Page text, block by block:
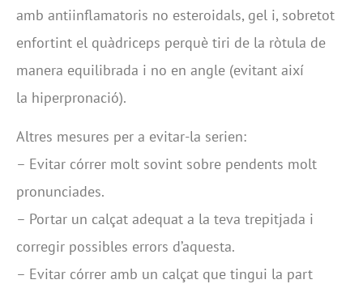
amb antiinflamatoris no esteroidals, gel i, sobretot
enfortint el quàdriceps perquè tiri de la ròtula de
manera equilibrada i no en angle (evitant així
la hiperpronació).
Altres mesures per a evitar-la serien:
– Evitar córrer molt sovint sobre pendents molt
pronunciades.
– Portar un calçat adequat a la teva trepitjada i
corregir possibles errors d’aquesta.
– Evitar córrer amb un calçat que tingui la part